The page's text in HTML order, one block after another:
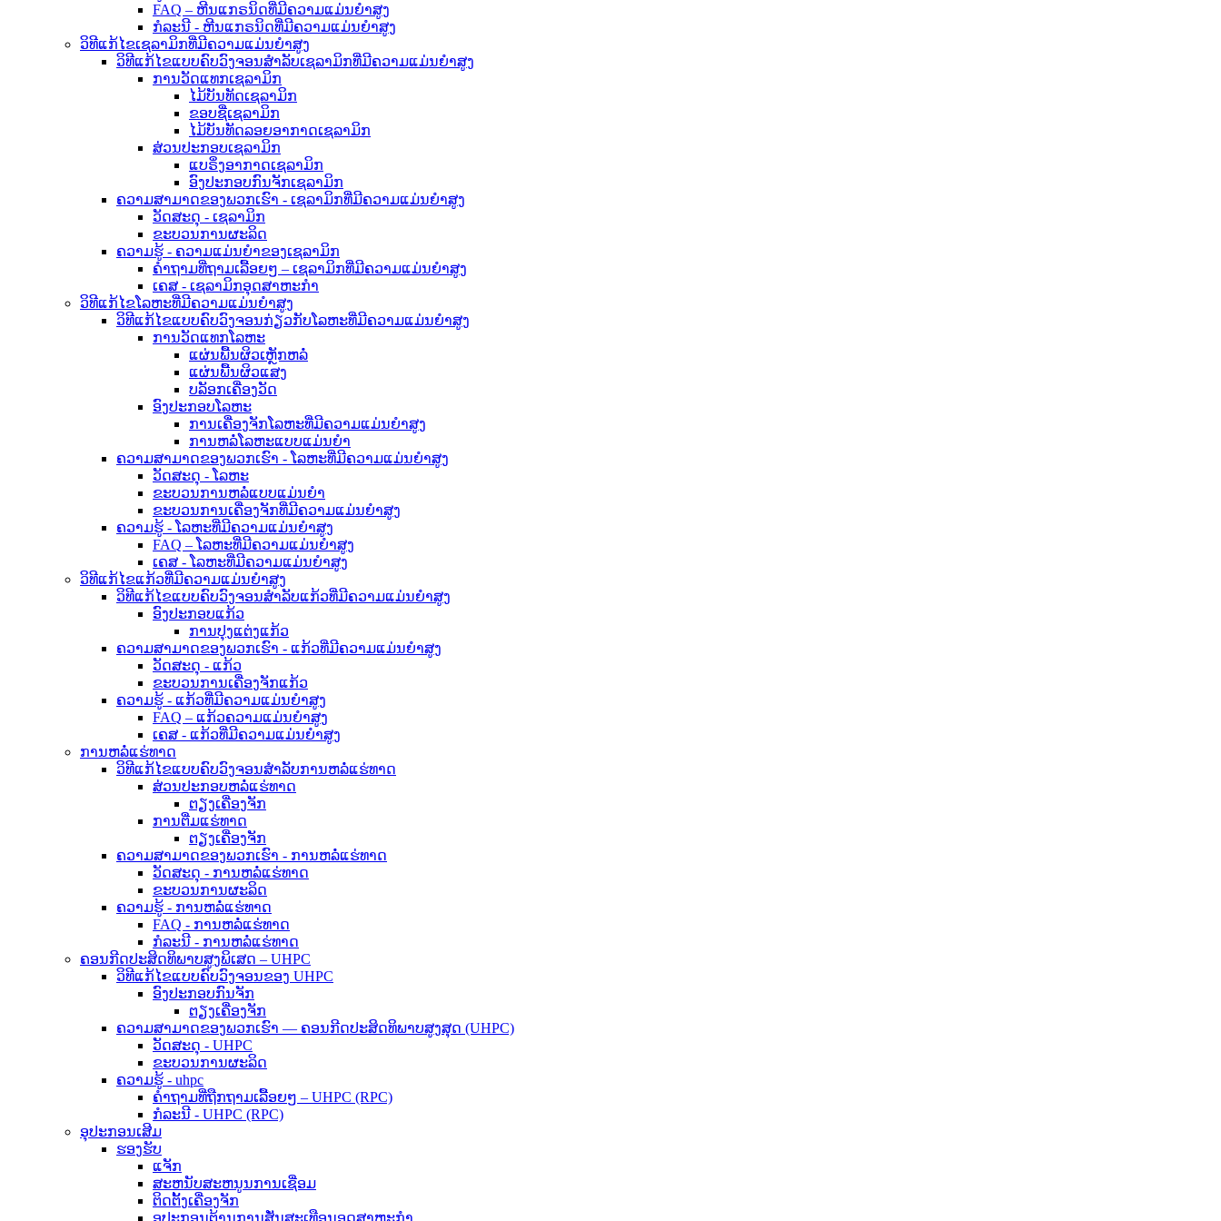
FAQ – ຫີນແກຣນິດທີ່ມີຄວາມແມ່ນຍໍາສູງ
ກໍລະນີ - ຫີນແກຣນິດທີ່ມີຄວາມແມ່ນຍໍາສູງ
ວິທີແກ້ໄຂເຊລາມິກທີ່ມີຄວາມແມ່ນຍໍາສູງ
ວິທີແກ້ໄຂແບບຄົບວົງຈອນສຳລັບເຊລາມິກທີ່ມີຄວາມແມ່ນຍໍາສູງ
ການວັດແທກເຊລາມິກ
ໄມ້ບັນທັດເຊລາມິກ
ຂອບຊື່ເຊລາມິກ
ໄມ້ບັນທັດລອຍອາກາດເຊລາມິກ
ສ່ວນປະກອບເຊລາມິກ
ແບຣິ່ງອາກາດເຊລາມິກ
ອົງປະກອບກົນຈັກເຊລາມິກ
ຄວາມສາມາດຂອງພວກເຮົາ - ເຊລາມິກທີ່ມີຄວາມແມ່ນຍໍາສູງ
ວັດສະດຸ - ເຊລາມິກ
ຂະບວນການຜະລິດ
ຄວາມຮູ້ - ຄວາມແມ່ນຍຳຂອງເຊລາມິກ
ຄຳຖາມທີ່ຖາມເລື້ອຍໆ – ເຊລາມິກທີ່ມີຄວາມແມ່ນຍຳສູງ
ເຄສ - ເຊລາມິກອຸດສາຫະກຳ
ວິທີແກ້ໄຂໂລຫະທີ່ມີຄວາມແມ່ນຍໍາສູງ
ວິທີແກ້ໄຂແບບຄົບວົງຈອນກ່ຽວກັບໂລຫະທີ່ມີຄວາມແມ່ນຍໍາສູງ
ການວັດແທກໂລຫະ
ແຜ່ນພື້ນຜິວເຫຼັກຫລໍ່
ແຜ່ນພື້ນຜິວແສງ
ບລັອກເຄື່ອງວັດ
ອົງປະກອບໂລຫະ
ການເຄື່ອງຈັກໂລຫະທີ່ມີຄວາມແມ່ນຍໍາສູງ
ການຫລໍ່ໂລຫະແບບແມ່ນຍໍາ
ຄວາມສາມາດຂອງພວກເຮົາ - ໂລຫະທີ່ມີຄວາມແມ່ນຍໍາສູງ
ວັດສະດຸ - ໂລຫະ
ຂະບວນການຫລໍ່ແບບແມ່ນຍໍາ
ຂະບວນການເຄື່ອງຈັກທີ່ມີຄວາມແມ່ນຍໍາສູງ
ຄວາມຮູ້ - ໂລຫະທີ່ມີຄວາມແມ່ນຍໍາສູງ
FAQ – ໂລຫະທີ່ມີຄວາມແມ່ນຍໍາສູງ
ເຄສ - ໂລຫະທີ່ມີຄວາມແມ່ນຍໍາສູງ
ວິທີແກ້ໄຂແກ້ວທີ່ມີຄວາມແມ່ນຍໍາສູງ
ວິທີແກ້ໄຂແບບຄົບວົງຈອນສຳລັບແກ້ວທີ່ມີຄວາມແມ່ນຍໍາສູງ
ອົງປະກອບແກ້ວ
ການປຸງແຕ່ງແກ້ວ
ຄວາມສາມາດຂອງພວກເຮົາ - ແກ້ວທີ່ມີຄວາມແມ່ນຍໍາສູງ
ວັດສະດຸ - ແກ້ວ
ຂະບວນການເຄື່ອງຈັກແກ້ວ
ຄວາມຮູ້ - ແກ້ວທີ່ມີຄວາມແມ່ນຍໍາສູງ
FAQ – ແກ້ວຄວາມແມ່ນຍໍາສູງ
ເຄສ - ແກ້ວທີ່ມີຄວາມແມ່ນຍໍາສູງ
ການຫລໍ່ແຮ່ທາດ
ວິທີແກ້ໄຂແບບຄົບວົງຈອນສຳລັບການຫລໍ່ແຮ່ທາດ
ສ່ວນປະກອບຫລໍ່ແຮ່ທາດ
ຕຽງເຄື່ອງຈັກ
ການຕື່ມແຮ່ທາດ
ຕຽງເຄື່ອງຈັກ
ຄວາມສາມາດຂອງພວກເຮົາ - ການຫລໍ່ແຮ່ທາດ
ວັດສະດຸ - ການຫລໍ່ແຮ່ທາດ
ຂະບວນການຜະລິດ
ຄວາມຮູ້ - ການຫລໍ່ແຮ່ທາດ
FAQ - ການຫລໍ່ແຮ່ທາດ
ກໍລະນີ - ການຫລໍ່ແຮ່ທາດ
ຄອນກີດປະສິດທິພາບສູງພິເສດ – UHPC
ວິທີແກ້ໄຂແບບຄົບວົງຈອນຂອງ UHPC
ອົງປະກອບກົນຈັກ
ຕຽງເຄື່ອງຈັກ
ຄວາມສາມາດຂອງພວກເຮົາ — ຄອນກີດປະສິດທິພາບສູງສຸດ (UHPC)
ວັດສະດຸ - UHPC
ຂະບວນການຜະລິດ
ຄວາມຮູ້ - uhpc
ຄຳຖາມທີ່ຖືກຖາມເລື້ອຍໆ – UHPC (RPC)
ກໍລະນີ - UHPC (RPC)
ອຸປະກອນເສີມ
ຮອງຮັບ
ແຈັກ
ສະຫນັບສະຫນູນການເຊື່ອມ
ຕິດຕັ້ງເຄື່ອງຈັກ
ອຸປະກອນຕ້ານການສັ່ນສະເທືອນອຸດສາຫະກໍາ